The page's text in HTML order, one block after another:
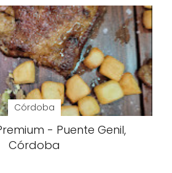
Córdoba
- Puente Genil,
Córdoba